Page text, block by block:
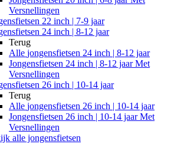
Versnellingen
22 inch | 7-9 jaar
24 inch | 8-12 jaar
Terug
Alle jongensfietsen 24 inch | 8-12 jaar
Jongensfietsen 24 inch | 8-12 jaar Met
Versnellingen
26 inch | 10-14 jaar
Terug
Alle jongensfietsen 26 inch | 10-14 jaar
Jongensfietsen 26 inch | 10-14 jaar Met
Versnellingen
alle jongensfietsen